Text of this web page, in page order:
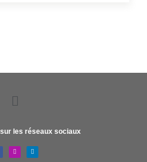
les réseaux sociaux